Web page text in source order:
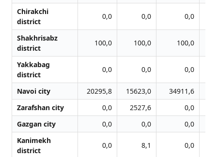
Chirakchi
district
0,0 0,0 0,0
Shakhrisabz
district
100,0 100,0 100,0
Yakkabag
district
0,0 0,0 0,0
Navoi city 20295,8 15623,0 34911,6
Zarafshan city
0,0 2527,6
0,0
Gazgan city
0,0 0,0
0,0
Kanimekh
district
0,0 8,1 0,0